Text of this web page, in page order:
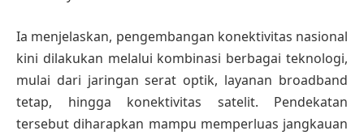
Ia menjelaskan, pengembangan konektivitas nasional
kini dilakukan melalui kombinasi berbagai teknologi,
mulai dari jaringan serat optik, layanan broadband
tetap, hingga konektivitas satelit. Pendekatan
tersebut diharapkan mampu memperluas jangkauan